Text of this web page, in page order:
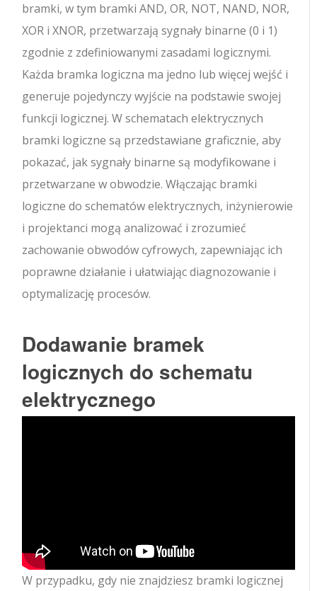
bramki, w tym bramki AND, OR, NOT, NAND, NOR,
XOR i XNOR, przetwarzają sygnały binarne (0 i 1)
zgodnie z zdefiniowanymi zasadami logicznymi.
Każda bramka logiczna ma jedno lub więcej wejść i
generuje pojedynczy wyjście na podstawie swojej
funkcji logicznej. W schematach elektrycznych
bramki logiczne są przedstawiane graficznie, aby
pokazać, jak sygnały binarne są modyfikowane i
przetwarzane w obwodzie. Włączając bramki
logiczne do schematów elektrycznych, inżynierowie
i projektanci mogą analizować i zrozumieć
zachowanie obwodów cyfrowych, zapewniając ich
poprawne działanie i ułatwiając diagnozowanie i
optymalizację procesów.
Dodawanie bramek
logicznych do schematu
elektrycznego
W przypadku, gdy nie znajdziesz bramki logicznej